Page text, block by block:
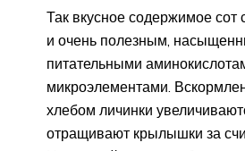
Так вкусное содержимое сот
и очень полезным,
питательными
микроэлементами.
хлебом личинки
отращивают крылышки за